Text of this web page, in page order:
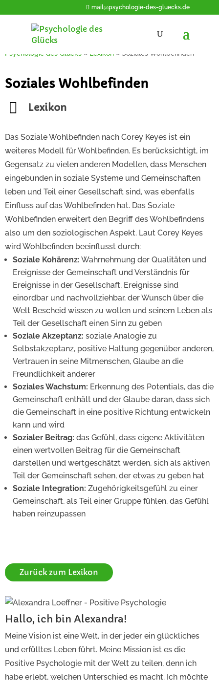
mail@psychologie-des-gluecks.de
Psychologie des Glücks»Lexikon»Soziales Wohlbefinden
Soziales Wohlbefinden
Lexikon
Das Soziale Wohlbefinden nach Corey Keyes ist ein
weiteres Modell für Wohlbefinden. Es berücksichtigt, im
Gegensatz zu vielen anderen Modellen, dass Menschen
eingebunden in soziale Systeme und Gemeinschaften
leben und Teil einer Gesellschaft sind, was ebenfalls
Einfluss auf das Wohlbefinden hat. Das Soziale
Wohlbefinden erweitert den Begriff des Wohlbefindens
also um den soziologischen Aspekt. Laut Corey Keyes
wird Wohlbefinden beeinflusst durch:
Soziale Kohärenz: Wahrnehmung der Qualitäten und
Ereignisse der Gemeinschaft und Verständnis für
Ereignisse in der Gesellschaft, Ereignisse sind
einordbar und nachvollziehbar, der Wunsch über die
Welt Bescheid wissen zu wollen und seinem Leben als
Teil der Gesellschaft einen Sinn zu geben
Soziale Akzeptanz: soziale Analogie zu
Selbstakzeptanz, positive Haltung gegenüber anderen,
Vertrauen in seine Mitmenschen, Glaube an die
Freundlichkeit anderer
Soziales Wachstum: Erkennung des Potentials, das die
Gemeinschaft enthält und der Glaube daran, dass sich
die Gemeinschaft in eine positive Richtung entwickeln
kann und wird
Sozialer Beitrag: das Gefühl, dass eigene Aktivitäten
einen wertvollen Beitrag für die Gemeinschaft
darstellen und wertgeschätzt werden, sich als aktiven
Teil der Gemeinschaft sehen, der etwas zu geben hat
Soziale Integration: Zugehörigkeitsgefühl zu einer
Gemeinschaft, als Teil einer Gruppe fühlen, das Gefühl
haben reinzupassen
Zurück zum Lexikon
Hallo, ich bin Alexandra!
Meine Vision ist eine Welt, in der jeder ein glückliches
und erfülltes Leben führt. Meine Mission ist es die
Positive Psychologie mit der Welt zu teilen, denn ich
habe erlebt, welchen Unterschied es macht. Ich möchte